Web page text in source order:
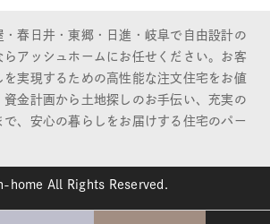
春日井・東郷・日進・岐阜で自由設計の
アッシュホームにお任せください。お客
を実現するための高性能な注文住宅をお値
金計画から土地探しのお手伝い、充実の
で、安心の暮らしをお届けする住宅のパー
home All Rights Reserved.